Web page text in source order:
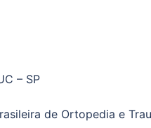
– SP
de Ortopedia e